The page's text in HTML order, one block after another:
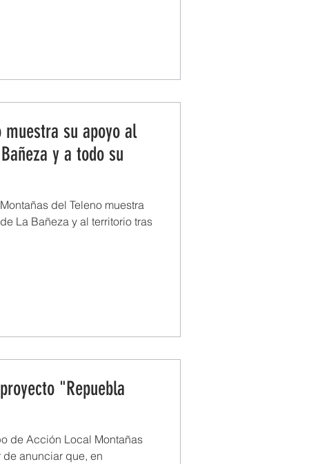
muestra su apoyo al
y a todo su
del Teleno muestra
La Bañeza y al territorio tras
"Repuebla
de Acción Local Montañas
anunciar que, en